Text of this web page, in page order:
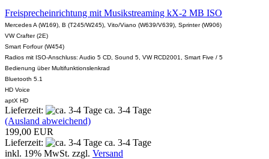
Freisprecheinrichtung mit Musikstreaming kX-2 MB ISO
Mercedes A (W169), B (T245/W245), Vito/Viano (W639/V639), Sprinter (W906)
VW Crafter (2E)
Smart Forfour (W454)
Radios mit ISO-Anschluss: Audio 5 CD, Sound 5, VW RCD2001, Smart Five / 5
Bedienung über Multifunktionslenkrad
Bluetooth 5.1
HD Voice
aptX HD
Lieferzeit:
ca. 3-4 Tage
(Ausland abweichend)
199,00 EUR
Lieferzeit:
ca. 3-4 Tage
inkl. 19% MwSt. zzgl. Versand